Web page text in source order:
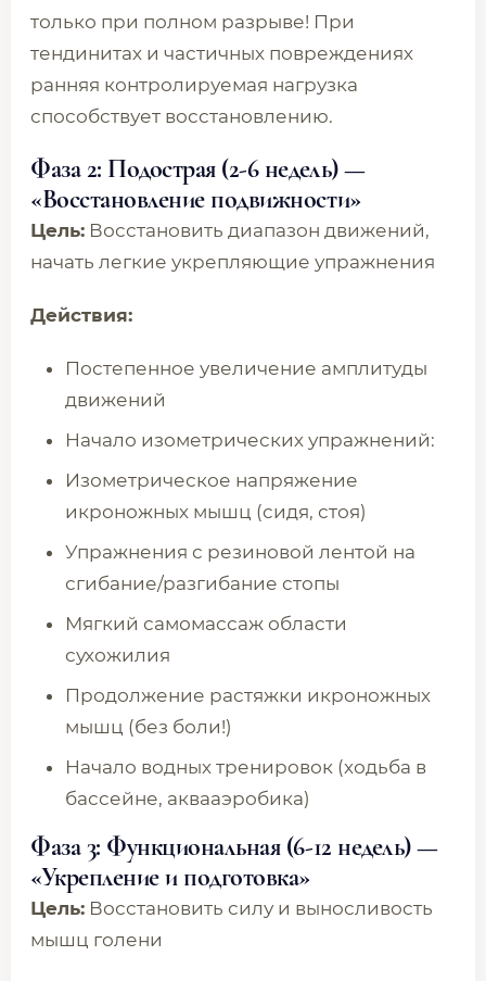
только при полном разрыве! При
тендинитах и частичных повреждениях
ранняя контролируемая нагрузка
способствует восстановлению.
Фаза 2: Подострая (2-6 недель) —
«Восстановление подвижности»
Цель: Восстановить диапазон движений,
начать легкие укрепляющие упражнения
Действия:
Постепенное увеличение амплитуды
движений
Начало изометрических упражнений:
Изометрическое напряжение
икроножных мышц (сидя, стоя)
Упражнения с резиновой лентой на
сгибание/разгибание стопы
Мягкий самомассаж области
сухожилия
Продолжение растяжки икроножных
мышц (без боли!)
Начало водных тренировок (ходьба в
бассейне, аквааэробика)
Фаза 3: Функциональная (6-12 недель) —
«Укрепление и подготовка»
Цель: Восстановить силу и выносливость
мышц голени